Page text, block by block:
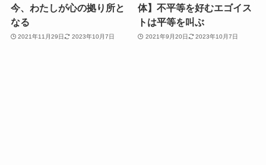
今、わたしが心の拠り所と
なる
2021年11月29日 2023年10月7日
体】不平等を好むエゴイス
トは平等を叫ぶ
2021年9月20日 2023年10月7日